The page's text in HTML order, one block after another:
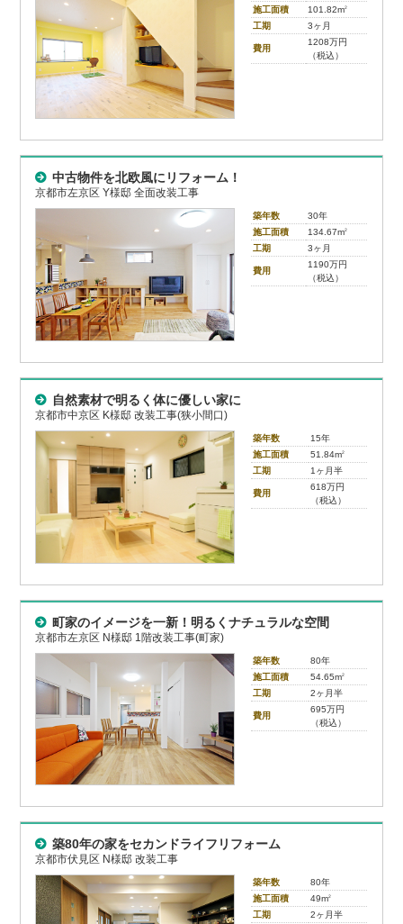
施工面積
101.82m2
工期 3ヶ月
費用
1208万円
（税込）
中古物件を北欧風にリフォーム！
京都市左京区 Y様邸 全面改装工事
築年数
30年
施工面積
134.67m2
工期 3ヶ月
費用
1190万円
（税込）
自然素材で明るく体に優しい家に
京都市中京区 K様邸 改装工事(狭小間口)
築年数
15年
施工面積
51.84m2
工期 1ヶ月半
費用
618万円
（税込）
町家のイメージを一新！明るくナチュラルな空間
京都市左京区 N様邸 1階改装工事(町家)
築年数
80年
施工面積
54.65m2
工期 2ヶ月半
費用
695万円
（税込）
築80年の家をセカンドライフリフォーム
京都市伏見区 N様邸 改装工事
築年数
80年
施工面積
49m2
工期 2ヶ月半